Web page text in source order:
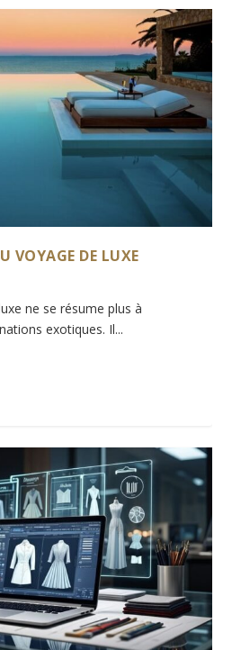
VOYAGE DE LUXE
ne se résume plus à
exotiques. Il...